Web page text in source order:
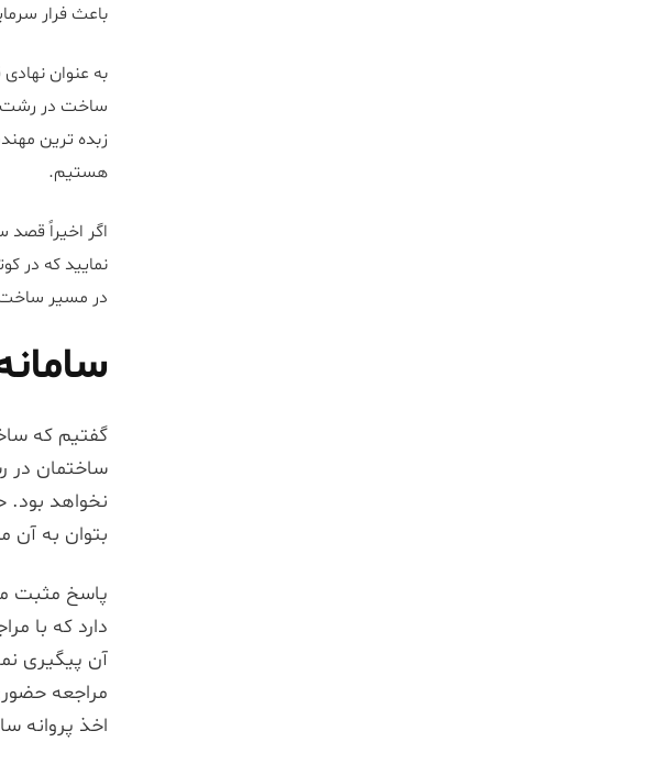
باعث فرار
به عنوان
ساخت در رشت
زبده ترین
هستیم.
اگر اخیراً قصد
نمایید که در
در مسیر
گفتیم که
ساختمان در
نخواهد بود.
بتوان به آن
پاسخ مثبت
دارد که با
آن پیگیری
مراجعه
اخذ پروانه